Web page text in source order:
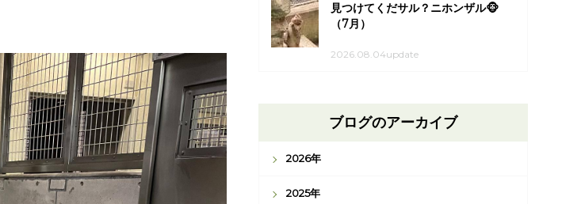
見つけてくだサル？ニホンザル🐵
（7月）
2026.08.04update
ブログのアーカイブ
2026年
2025年